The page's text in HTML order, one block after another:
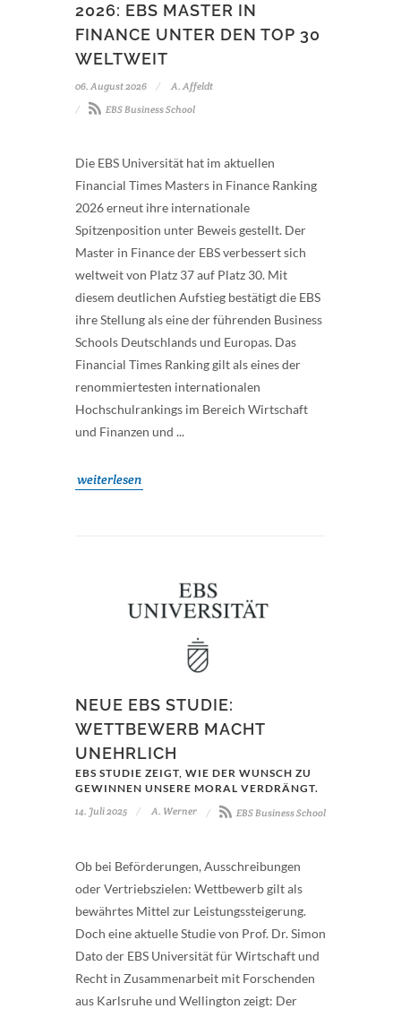
2026: EBS MASTER IN
FINANCE UNTER DEN TOP 30
WELTWEIT
06. August 2026
A. Affeldt
EBS Business School
Die EBS Universität hat im aktuellen
Financial Times Masters in Finance Ranking
2026 erneut ihre internationale
Spitzenposition unter Beweis gestellt. Der
Master in Finance der EBS verbessert sich
weltweit von Platz 37 auf Platz 30. Mit
diesem deutlichen Aufstieg bestätigt die EBS
ihre Stellung als eine der führenden Business
Schools Deutschlands und Europas. Das
Financial Times Ranking gilt als eines der
renommiertesten internationalen
Hochschulrankings im Bereich Wirtschaft
und Finanzen und ...
weiterlesen
NEUE EBS STUDIE:
WETTBEWERB MACHT
UNEHRLICH
EBS STUDIE ZEIGT, WIE DER WUNSCH ZU
GEWINNEN UNSERE MORAL VERDRÄNGT.
14. Juli 2025
A. Werner EBS Business School
Ob bei Beförderungen, Ausschreibungen
oder Vertriebszielen: Wettbewerb gilt als
bewährtes Mittel zur Leistungssteigerung.
Doch eine aktuelle Studie von Prof. Dr. Simon
Dato der EBS Universität für Wirtschaft und
Recht in Zusammenarbeit mit Forschenden
aus Karlsruhe und Wellington zeigt: Der